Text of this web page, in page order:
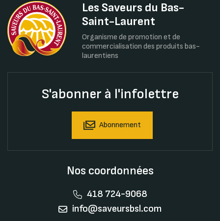
Les Saveurs du Bas-
Saint-Laurent
Organisme de promotion et de
commercialisation des produits bas-
laurentiens
S'abonner à l'infolettre
Abonnement
Nos coordonnées
418 724-9068
info@saveursbsl.com